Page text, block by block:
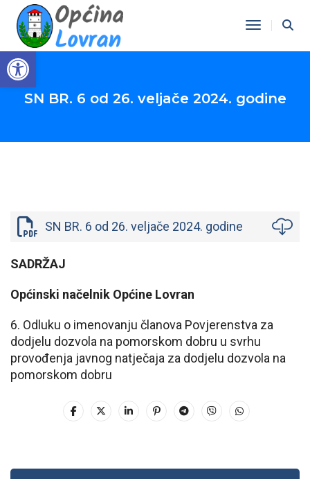
Open toolbar
Toggle
SN BR. 6 od 26. veljače 2024. godine
SN BR. 6 od 26. veljače 2024. godine
SADRŽAJ
Općinski načelnik Općine Lovran
6. Odluku o imenovanju članova Povjerenstva za
dodjelu dozvola na pomorskom dobru u svrhu
provođenja javnog natječaja za dodjelu dozvola na
pomorskom dobru